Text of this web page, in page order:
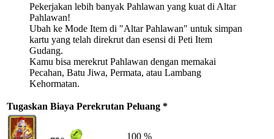
Pekerjakan lebih banyak Pahlawan yang kuat di Altar
Pahlawan!
Ubah ke Mode Item di "Altar Pahlawan" untuk simpan
kartu yang telah direkrut dan esensi di Peti Item
Gudang.
Kamu bisa merekrut Pahlawan dengan memakai
Pecahan, Batu Jiwa, Permata, atau Lambang
Kehormatan.
Tugaskan Biaya Perekrutan Peluang *
100 %